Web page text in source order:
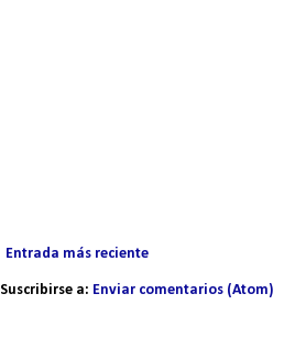
Entrada más reciente
Suscribirse a: Enviar comentarios (Atom)